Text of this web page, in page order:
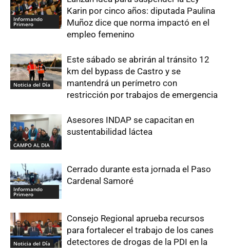
Informando
Primero
Karin por cinco años: diputada Paulina
Muñoz dice que norma impactó en el
empleo femenino
Noticia del Día
Este sábado se abrirán al tránsito 12
km del bypass de Castro y se
mantendrá un perímetro con
restricción por trabajos de emergencia
CAMPO AL DIA
Asesores INDAP se capacitan en
sustentabilidad láctea
Informando
Primero
Cerrado durante esta jornada el Paso
Cardenal Samoré
Noticia del Día
Consejo Regional aprueba recursos
para fortalecer el trabajo de los canes
detectores de drogas de la PDI en la